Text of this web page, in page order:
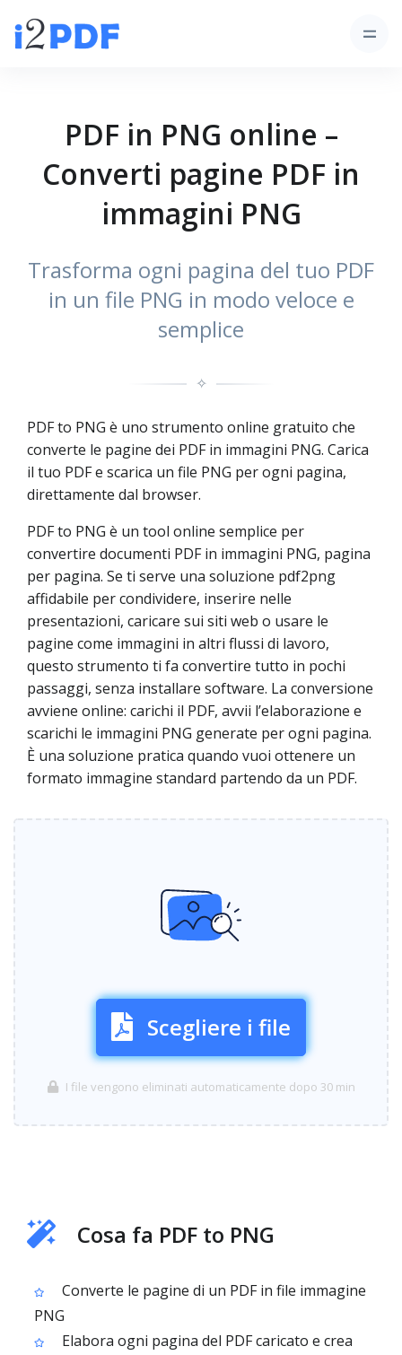
PDF in PNG online –
Converti pagine PDF in
immagini PNG
Trasforma ogni pagina del tuo PDF
in un file PNG in modo veloce e
semplice
✧
PDF to PNG è uno strumento online gratuito che
converte le pagine dei PDF in immagini PNG. Carica
il tuo PDF e scarica un file PNG per ogni pagina,
direttamente dal browser.
PDF to PNG è un tool online semplice per
convertire documenti PDF in immagini PNG, pagina
per pagina. Se ti serve una soluzione pdf2png
affidabile per condividere, inserire nelle
presentazioni, caricare sui siti web o usare le
pagine come immagini in altri flussi di lavoro,
questo strumento ti fa convertire tutto in pochi
passaggi, senza installare software. La conversione
avviene online: carichi il PDF, avvii l’elaborazione e
scarichi le immagini PNG generate per ogni pagina.
È una soluzione pratica quando vuoi ottenere un
formato immagine standard partendo da un PDF.
Scegliere i file
I file vengono eliminati automaticamente dopo 30 min
Cosa fa PDF to PNG
Converte le pagine di un PDF in file immagine
PNG
Elabora ogni pagina del PDF caricato e crea